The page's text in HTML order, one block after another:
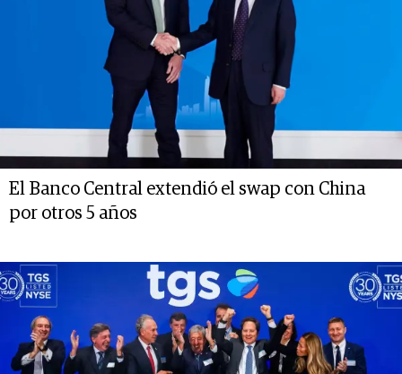
El Banco Central extendió el swap con China
por otros 5 años